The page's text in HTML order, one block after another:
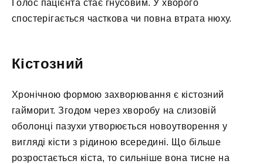
Голос пацієнта стає гнусовим. У хворого
спостерігається часткова чи повна втрата нюху.
Кістозний
Хронічною формою захворювання є кістозний
гайморит. Згодом через хворобу на слизовій
оболонці пазухи утворюється новоутворення у
вигляді кісти з рідиною всередині. Що більше
розростається кіста, то сильніше вона тисне на